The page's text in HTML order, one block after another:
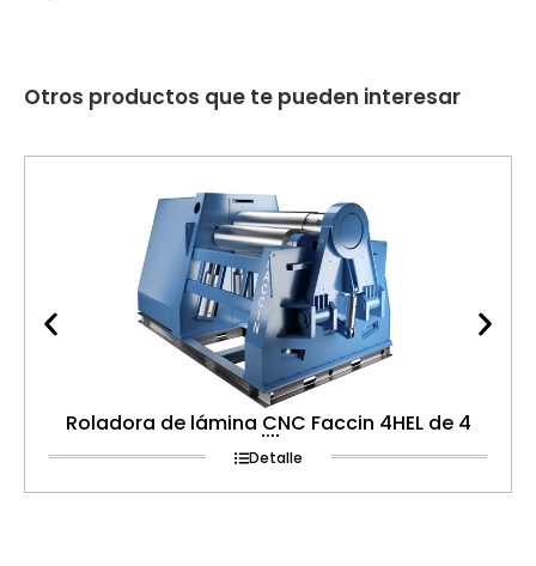
Otros productos que te pueden interesar
Roladora de lámina CNC Faccin 4HEL de 4
rodillos
Detalle